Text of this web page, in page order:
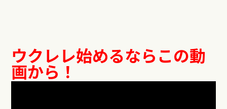
ウクレレ始めるならこの動
画から！